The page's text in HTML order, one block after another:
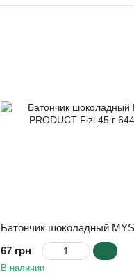
67 грн
В наличии